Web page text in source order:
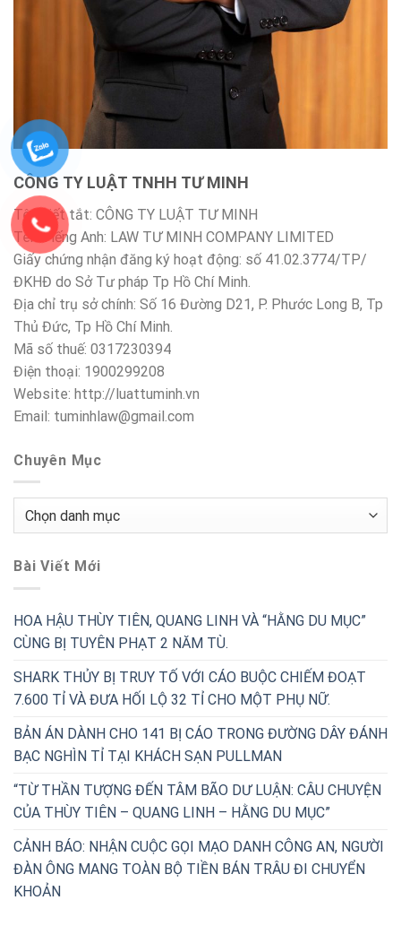
CÔNG TY LUẬT TNHH TƯ MINH
Tên viết tắt: CÔNG TY LUẬT TƯ MINH
Tên Tiếng Anh: LAW TƯ MINH COMPANY LIMITED
Giấy chứng nhận đăng ký hoạt động: số 41.02.3774/TP/
ĐKHĐ do Sở Tư pháp Tp Hồ Chí Minh.
Địa chỉ trụ sở chính: Số 16 Đường D21, P. Phước Long B, Tp
Thủ Đức, Tp Hồ Chí Minh.
Mã số thuế: 0317230394
Điện thoại: 1900299208
Website: http://luattuminh.vn
Email: tuminhlaw@gmail.com
Chuyên Mục
Chuyên
Bài Viết Mới
HOA HẬU THÙY TIÊN, QUANG LINH VÀ “HẰNG DU MỤC”
CÙNG BỊ TUYÊN PHẠT 2 NĂM TÙ.
SHARK THỦY BỊ TRUY TỐ VỚI CÁO BUỘC CHIẾM ĐOẠT
7.600 TỈ VÀ ĐƯA HỐI LỘ 32 TỈ CHO MỘT PHỤ NỮ.
BẢN ÁN DÀNH CHO 141 BỊ CÁO TRONG ĐƯỜNG DÂY ĐÁNH
BẠC NGHÌN TỈ TẠI KHÁCH SẠN PULLMAN
“TỪ THẦN TƯỢNG ĐẾN TÂM BÃO DƯ LUẬN: CÂU CHUYỆN
CỦA THÙY TIÊN – QUANG LINH – HẰNG DU MỤC”
CẢNH BÁO: NHẬN CUỘC GỌI MẠO DANH CÔNG AN, NGƯỜI
ĐÀN ÔNG MANG TOÀN BỘ TIỀN BÁN TRÂU ĐI CHUYỂN
KHOẢN